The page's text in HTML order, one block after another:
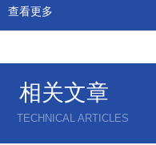
查看更多
相关文章
TECHNICAL ARTICLES